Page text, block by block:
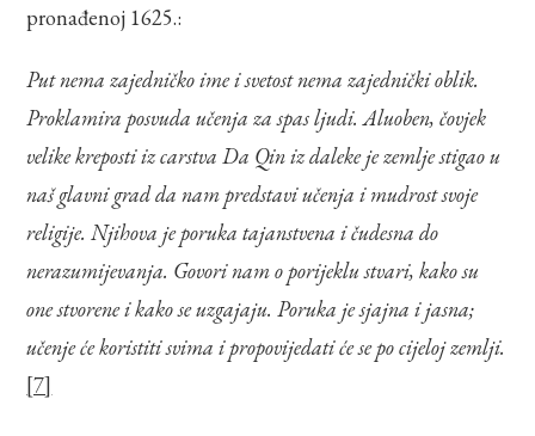
pronađenoj 1625.:
Put nema zajedničko ime i svetost nema zajednički oblik.
Proklamira posvuda učenja za spas ljudi. Aluoben, čovjek
velike kreposti iz carstva Da Qin iz daleke je zemlje stigao u
naš glavni grad da nam predstavi učenja i mudrost svoje
religije. Njihova je poruka tajanstvena i čudesna do
nerazumijevanja. Govori nam o porijeklu stvari, kako su
one stvorene i kako se uzgajaju. Poruka je sjajna i jasna;
učenje će koristiti svima i propovijedati će se po cijeloj zemlji.
[7]